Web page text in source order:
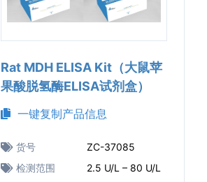
Rat MDH ELISA Kit（大鼠苹
果酸脱氢酶ELISA试剂盒）
一键复制产品信息
货号
ZC-37085
检测范围
2.5 U/L – 80 U/L